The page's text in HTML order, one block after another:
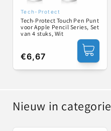
Verkoper:
Tech-Protect
Tech-Protect Touch Pen Punt
voor Apple Pencil Series, Set
van 4 stuks, Wit
Normale
prijs
€6,67
Nieuw in categorie